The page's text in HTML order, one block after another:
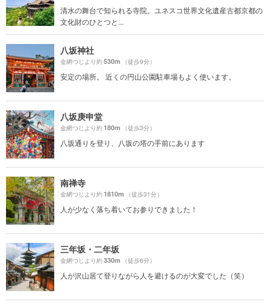
清水の舞台で知られる寺院。ユネスコ世界文化遺産古都京都の
文化財のひとつと...
八坂神社
金網つじより約530m （徒歩9分）
安定の場所。 近くの円山公園駐車場もよく使います。
八坂庚申堂
金網つじより約180m （徒歩3分）
八坂通りを登り、八坂の塔の手前にあります
南禅寺
金網つじより約1810m （徒歩31分）
人が少なく落ち着いてお参りできました！
三年坂・二年坂
金網つじより約330m （徒歩6分）
人が沢山居て登りながら人を避けるのが大変でした（笑）